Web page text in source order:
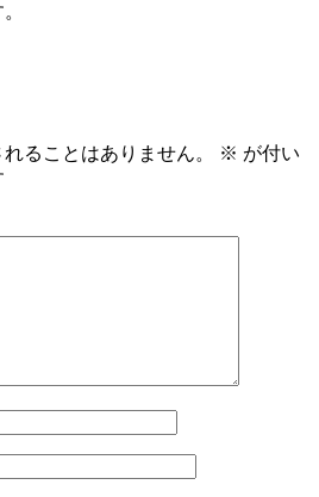
ることはありません。 ※ が付い